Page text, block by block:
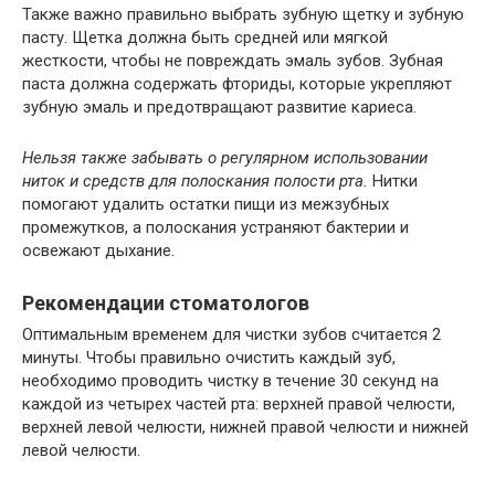
Также важно правильно выбрать зубную щетку и зубную
пасту. Щетка должна быть средней или мягкой
жесткости, чтобы не повреждать эмаль зубов. Зубная
паста должна содержать фториды, которые укрепляют
зубную эмаль и предотвращают развитие кариеса.
Нельзя также забывать о регулярном использовании
ниток и средств для полоскания полости рта. Нитки
помогают удалить остатки пищи из межзубных
промежутков, а полоскания устраняют бактерии и
освежают дыхание.
Рекомендации стоматологов
Оптимальным временем для чистки зубов считается 2
минуты. Чтобы правильно очистить каждый зуб,
необходимо проводить чистку в течение 30 секунд на
каждой из четырех частей рта: верхней правой челюсти,
верхней левой челюсти, нижней правой челюсти и нижней
левой челюсти.